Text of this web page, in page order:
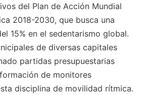
del Plan de Acción Mundial
2018-2030, que busca una
15% en el sedentarismo global.
de diversas capitales
partidas presupuestarias
de monitores
disciplina de movilidad rítmica.